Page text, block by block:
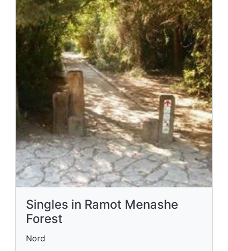
Singles in Ramot Menashe
Forest
Nord